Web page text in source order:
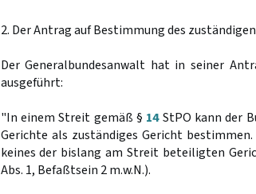
2. Der Antrag auf Bestimmung des
Der Generalbundesanwalt hat in seiner
ausgeführt:
"In einem Streit gemäß § 14StPO kann der
Gerichte als zuständiges Gericht
keines der bislang am Streit beteiligten
Abs. 1, Befaßtsein 2 m.w.N.).